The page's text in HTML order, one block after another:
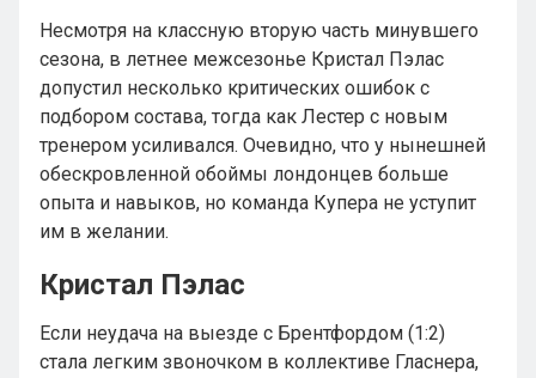
Несмотря на классную вторую часть минувшего
сезона, в летнее межсезонье Кристал Пэлас
допустил несколько критических ошибок с
подбором состава, тогда как Лестер с новым
тренером усиливался. Очевидно, что у нынешней
обескровленной обоймы лондонцев больше
опыта и навыков, но команда Купера не уступит
им в желании.
Кристал Пэлас
Если неудача на выезде с Брентфордом (1:2)
стала легким звоночком в коллективе Гласнера,